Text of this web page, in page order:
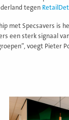
tegen
met Specsavers is
een sterk signaal
voegt Pieter
Lees
meer